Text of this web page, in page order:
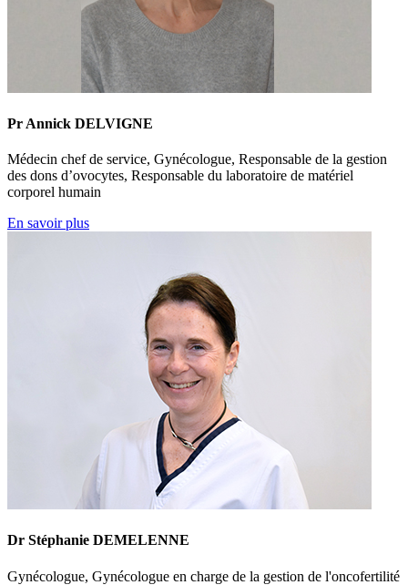
Pr Annick DELVIGNE
Médecin chef de service, Gynécologue, Responsable de la gestion
des dons d’ovocytes, Responsable du laboratoire de matériel
corporel humain
En savoir plus
Dr Stéphanie DEMELENNE
Gynécologue, Gynécologue en charge de la gestion de l'oncofertilité